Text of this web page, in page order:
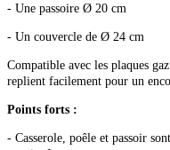
- Une passoire Ø 20 cm
- Un couvercle de Ø 24 cm
Compatible avec les plaques
replient facilement pour un
Points forts :
- Casserole, poêle et passoir